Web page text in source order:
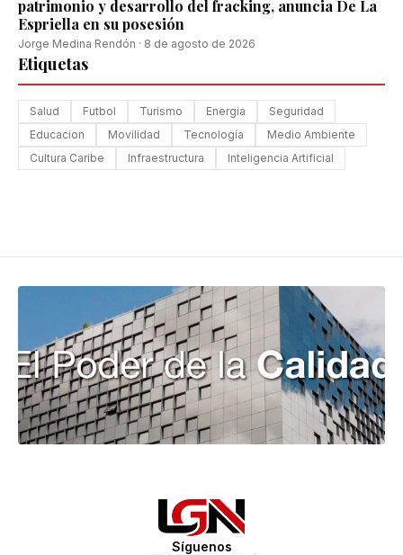
patrimonio y desarrollo del fracking, anuncia De La
Espriella en su posesión
Jorge Medina Rendón · 8 de agosto de 2026
Etiquetas
Salud Futbol Turismo Energia
Seguridad
Educacion
Movilidad Tecnología
Medio Ambiente
Cultura Caribe
Infraestructura Inteligencia Artificial
Síguenos